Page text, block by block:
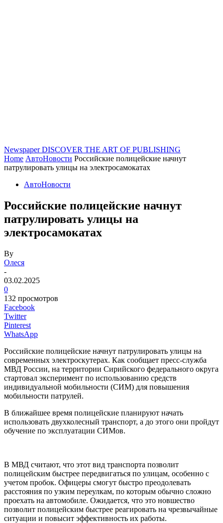
Newspaper DISCOVER THE ART OF PUBLISHING
Home АвтоНовости Российские полицейские начнут
патрулировать улицы на электросамокатах
АвтоНовости
Российские полицейские начнут
патрулировать улицы на
электросамокатах
By
Олеся
-
03.02.2025
0
132 просмотров
Facebook
Twitter
Pinterest
WhatsApp
Российские полицейские начнут патрулировать улицы на
современных электроскутерах. Как сообщает пресс-служба
МВД России, на территории Сирийского федерального округа
стартовал эксперимент по использованию средств
индивидуальной мобильности (СИМ) для повышения
мобильности патрулей.
В ближайшее время полицейские планируют начать
использовать двухколесный транспорт, а до этого они пройдут
обучение по эксплуатации СИМов.
В МВД считают, что этот вид транспорта позволит
полицейским быстрее передвигаться по улицам, особенно с
учетом пробок. Офицеры смогут быстро преодолевать
расстояния по узким переулкам, по которым обычно сложно
проехать на автомобиле. Ожидается, что это новшество
позволит полицейским быстрее реагировать на чрезвычайные
ситуации и повысит эффективность их работы.